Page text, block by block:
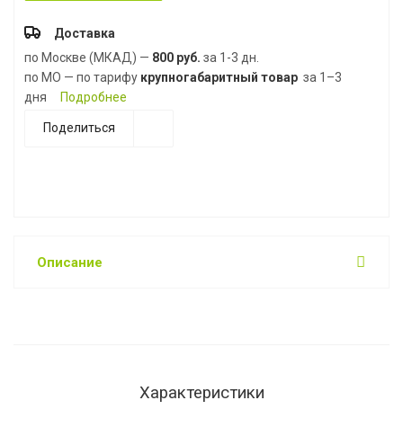
Доставка
по Москве (МКАД) — 800 руб. за 1-3 дн.
по МО — по тарифу крупногабаритный товар за 1–3
дня
Подробнее
Поделиться
Описание
Характеристики